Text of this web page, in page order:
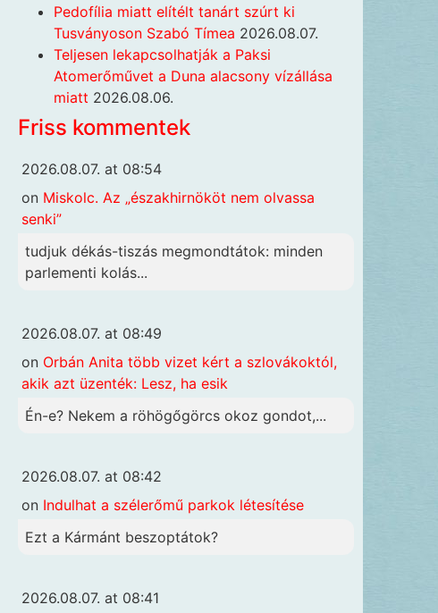
Pedofília miatt elítélt tanárt szúrt ki
Tusványoson Szabó Tímea 2026.08.07.
Teljesen lekapcsolhatják a Paksi
Atomerőművet a Duna alacsony vízállása
miatt 2026.08.06.
Friss kommentek
2026.08.07. at 08:54
on Miskolc. Az „északhirnököt nem olvassa
senki”
tudjuk dékás-tiszás megmondtátok: minden
parlementi kolás...
2026.08.07. at 08:49
on Orbán Anita több vizet kért a szlovákoktól,
akik azt üzenték: Lesz, ha esik
Én-e? Nekem a röhögőgörcs okoz gondot,...
2026.08.07. at 08:42
on Indulhat a szélerőmű parkok létesítése
Ezt a Kármánt beszoptátok?
2026.08.07. at 08:41